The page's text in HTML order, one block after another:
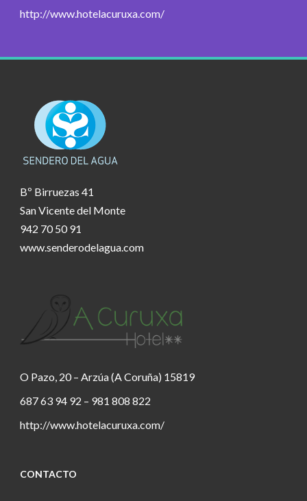
http://www.hotelacuruxa.com/
Bº Birruezas 41
San Vicente del Monte
942 70 50 91
www.senderodelagua.com
O Pazo, 20 – Arzúa (A Coruña) 15819
687 63 94 92 – 981 808 822
http://www.hotelacuruxa.com/
CONTACTO